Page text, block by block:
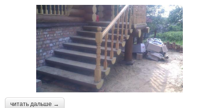
читать дальше →